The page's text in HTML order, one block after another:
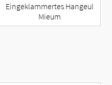
Eingeklammertes Hangeul
Mieum